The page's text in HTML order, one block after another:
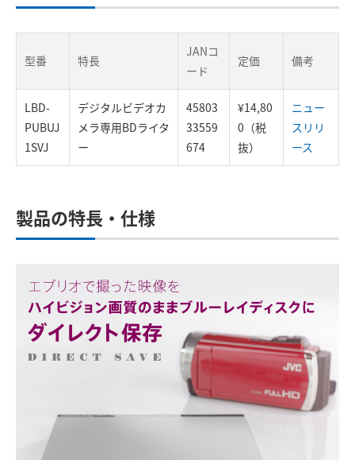
型番 特長
JANコ
ード
定価 備考
LBD-
PUBUJ
1SVJ
デジタルビデオカ
メラ専用BDライタ
ー
45803
33559
674
¥14,80
0（税
抜）
ニュー
スリリ
ース
製品の特長・仕様